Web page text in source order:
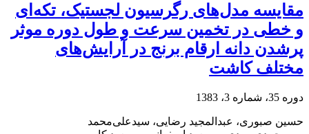
مقایسه مدل‌های رگرسیون لجستیک، تکه‌ای
و خطی در تخمین سرعت و طول دوره موثر
پرشدن دانه ارقام برنج در آرایش‌های
مختلف کاشت
دوره 35، شماره 3، 1383
حسین صبوری، عبدالمجید رضایی، سیدعلی‌محمد